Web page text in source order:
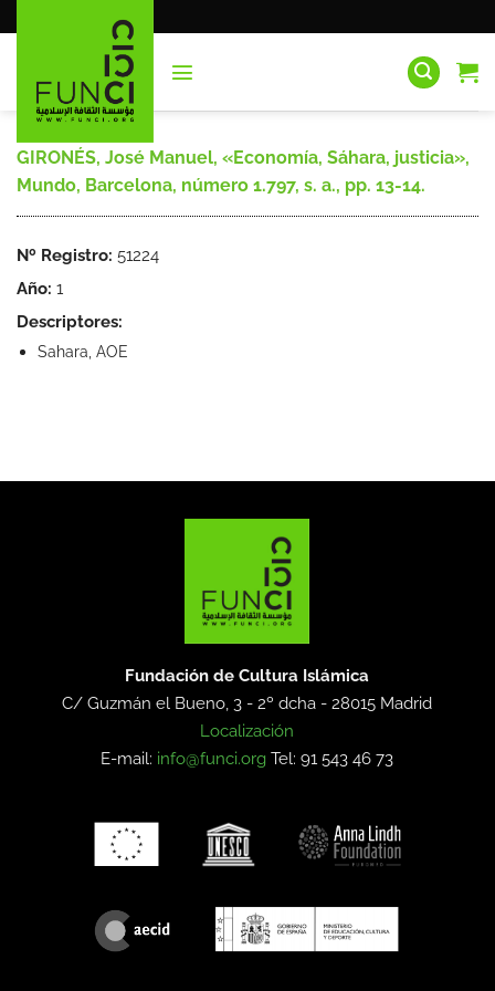
al
GIRONÉS, José Manuel, «Economía, Sáhara, justicia»,
Mundo, Barcelona, número 1.797, s. a., pp. 13-14.
Nº Registro: 51224
Año: 1
Descriptores:
Sahara, AOE
Fundación de Cultura Islámica
C/ Guzmán el Bueno, 3 - 2º dcha -28015 Madrid
Localización
E-mail: info@funci.org Tel: 91 543 46 73